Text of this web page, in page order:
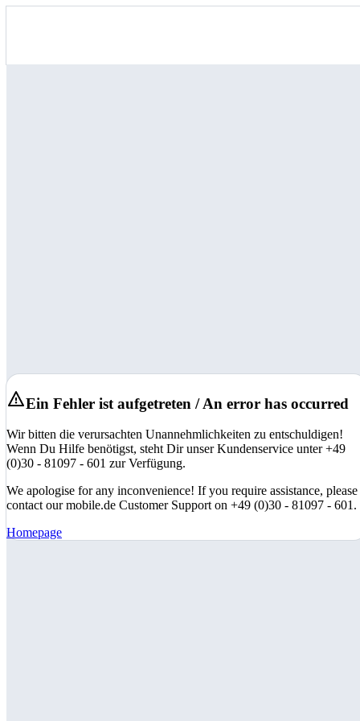
Ein Fehler ist aufgetreten / An error has occurred
Wir bitten die verursachten Unannehmlichkeiten zu entschuldigen!
Wenn Du Hilfe benötigst, steht Dir unser Kundenservice unter +49
(0)30 - 81097 - 601 zur Verfügung.
We apologise for any inconvenience! If you require assistance, please
contact our mobile.de Customer Support on +49 (0)30 - 81097 - 601.
Homepage